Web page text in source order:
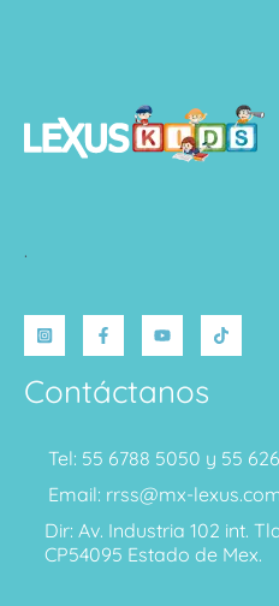
.
Contáctanos
Tel: 55 6788 5050 y 55
Email: rrss@mx-
Dir: Av. Industria 102 int.
CP54095 Estado de Mex.